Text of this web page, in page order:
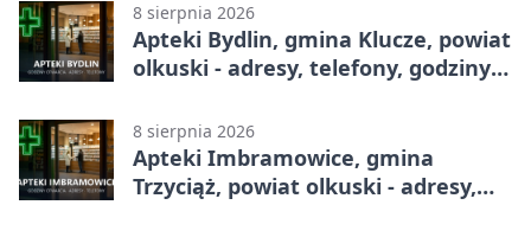
8 sierpnia 2026
Apteki Bydlin, gmina Klucze, powiat
olkuski - adresy, telefony, godziny
8 sierpnia 2026
Apteki Imbramowice, gmina
Trzyciąż, powiat olkuski - adresy,